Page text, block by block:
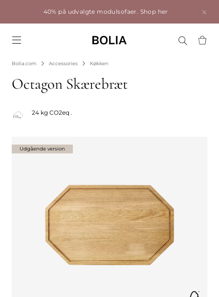
40% på udvalgte modulsofaer. Shop her
Bolia.com Accessories Køkken
Octagon Skærebræt
24 kg CO2eq .
Udgående version